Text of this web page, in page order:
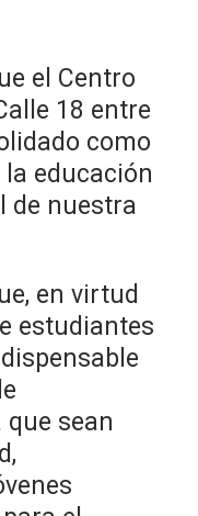
18 entre
como
educación
de nuestra
estudiantes
sean